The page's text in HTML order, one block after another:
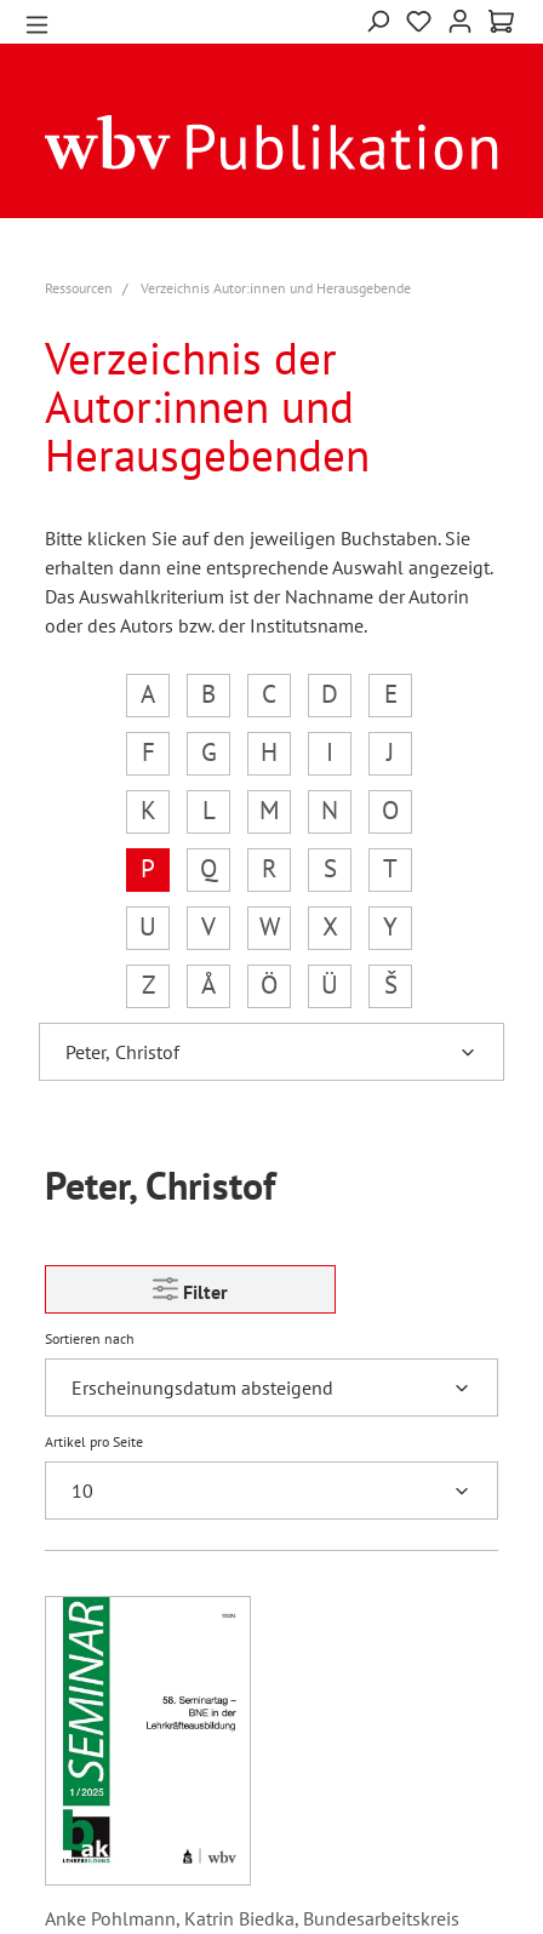
Ressourcen Verzeichnis Autor:innen und Herausgebende
Verzeichnis der
Autor:innen und
Herausgebenden
Bitte klicken Sie auf den jeweiligen Buchstaben. Sie
erhalten dann eine entsprechende Auswahl angezeigt.
Das Auswahlkriterium ist der Nachname der Autorin
oder des Autors bzw. der Institutsname.
A B C D
E
F
G H I
J
K
L M N
O
P
Q R S
T
U
V W X
Y
Z
Å Ö Ü Š
Peter, Christof
Filter
Sortieren nach
Artikel pro Seite
Anke Pohlmann, Katrin Biedka, Bundesarbeitskreis